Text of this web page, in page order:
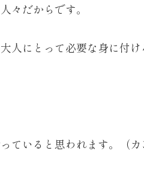
々だからです。
にとって必要な身に付
いると思われます。（